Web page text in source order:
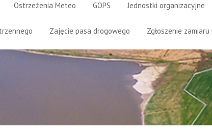
Ostrzeżenia Meteo GOPS Jednostki organizacyjne
Zajęcie pasa drogowego Zgłoszenie